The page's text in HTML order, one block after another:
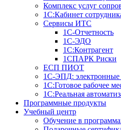
Комплекс услуг
1С:Кабинет
Сервисы ИТС
1С-Отчетность
1С-ЭДО
1С:Контрагент
1СПАРК Риски
ЕСП ПИОТ
1С-ЭПД: электронные
1С:Готовое рабочее
1С:Реальная
Программные продукты
Учебный центр
Обучение в